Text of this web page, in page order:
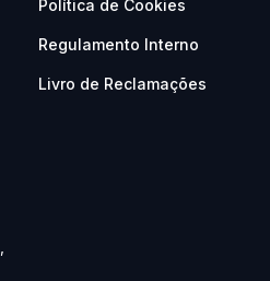
Política de Cookies
Regulamento Interno
Livro de Reclamações